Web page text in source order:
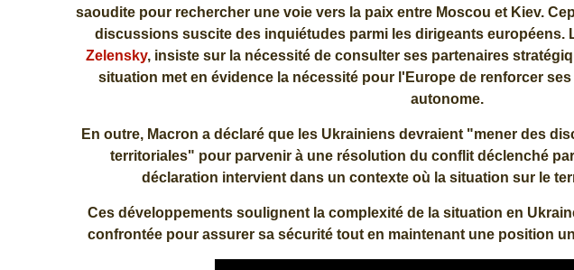
saoudite pour rechercher une voie vers la paix entre Moscou et Kiev.
discussions suscite des inquiétudes parmi les dirigeants européens.
Zelensky, insiste sur la nécessité de consulter ses partenaires
situation met en évidence la nécessité pour l'Europe de renforcer
autonome.
En outre, Macron a déclaré que les Ukrainiens devraient "mener des
territoriales" pour parvenir à une résolution du conflit déclenché
déclaration intervient dans un contexte où la situation sur le
Ces développements soulignent la complexité de la situation en
confrontée pour assurer sa sécurité tout en maintenant une position